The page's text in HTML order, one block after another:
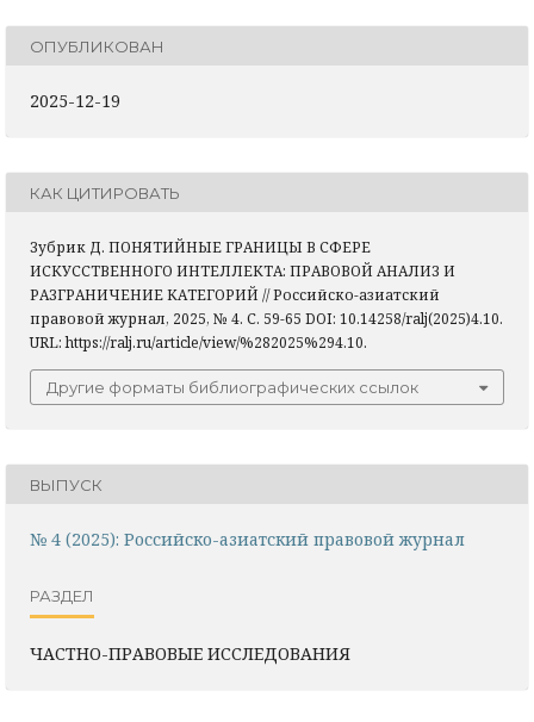
ОПУБЛИКОВАН
2025-12-19
КАК ЦИТИРОВАТЬ
Зубрик Д. ПОНЯТИЙНЫЕ ГРАНИЦЫ В СФЕРЕ
ИСКУССТВЕННОГО ИНТЕЛЛЕКТА: ПРАВОВОЙ АНАЛИЗ И
РАЗГРАНИЧЕНИЕ КАТЕГОРИЙ // Российско-азиатский
правовой журнал, 2025, № 4. С. 59-65 DOI: 10.14258/ralj(2025)4.10.
URL: https://ralj.ru/article/view/%282025%294.10.
Другие форматы библиографических ссылок
ВЫПУСК
№ 4 (2025): Российско-азиатский правовой журнал
РАЗДЕЛ
ЧАСТНО-ПРАВОВЫЕ ИССЛЕДОВАНИЯ